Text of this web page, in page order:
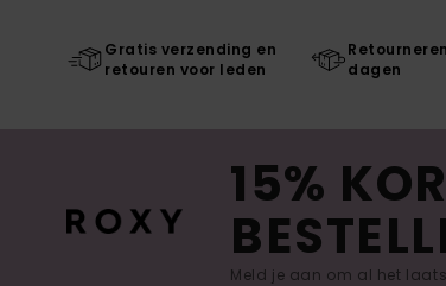
Gratis verzending en
retouren voor leden
dagen
15%
Meld je aan om al het